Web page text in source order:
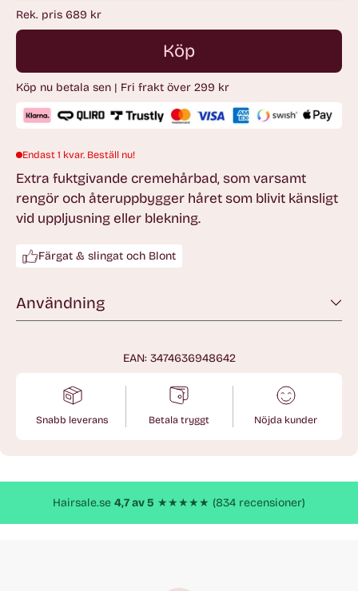
pris
Rek. pris 689 kr
Köp
Köp nu betala sen | Fri frakt över 299 kr
Endast 1 kvar. Beställ nu!
Extra fuktgivande cremehårbad, som varsamt
rengör och återuppbygger håret som blivit känsligt
vid uppljusning eller blekning.
Färgat & slingat och Blont
Användning
EAN: 3474636948642
Snabb leverans Betala tryggt Nöjda kunder
produkt
Hairsale.se 4,7 av 5 ★★★★★ (834 recensioner)